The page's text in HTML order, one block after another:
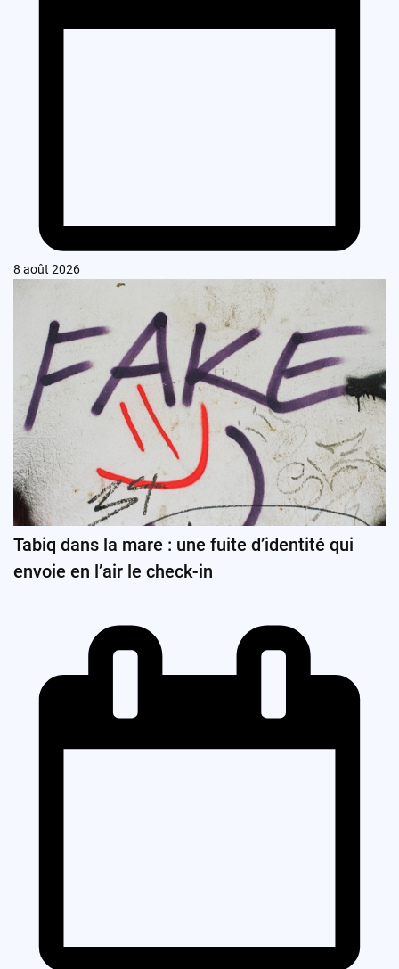
8 août 2026
Tabiq dans la mare : une fuite d’identité qui
envoie en l’air le check-in